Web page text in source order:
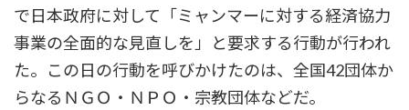
で日本政府に対して「ミャンマーに対する経済協力
事業の全面的な見直しを」と要求する行動が行われ
た。この日の行動を呼びかけたのは、全国42団体か
らなるＮＧＯ・ＮＰＯ・宗教団体などだ。